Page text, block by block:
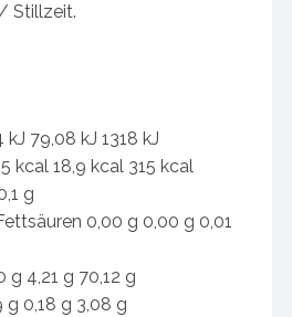
Stillzeit.
79,08 kJ 1318 kJ
kcal 18,9 kcal 315 kcal
g
0,00 g 0,00 g 0,01
g 4,21 g 70,12 g
0,18 g 3,08 g